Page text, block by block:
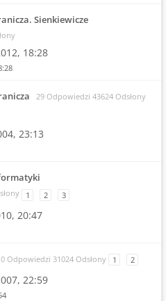
Sienkiewicze
18:28
29 Odpowiedzi 43624 Odsłony
23:13
1 2 3
20:47
Odpowiedzi 31024 Odsłony 1 2
22:59